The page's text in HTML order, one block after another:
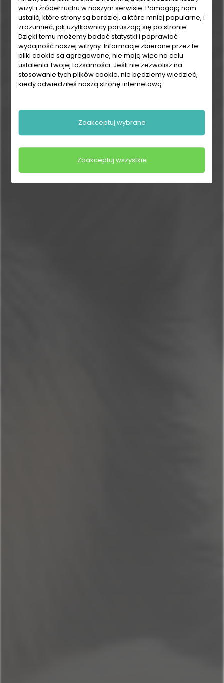
wizyt i źródeł ruchu w naszym serwisie. Pomagają nam
ustalić, które strony są bardziej, a które mniej popularne, i
zrozumieć, jak użytkownicy poruszają się po stronie.
Dzięki temu możemy badać statystki i poprawiać
wydajność naszej witryny. Informacje zbierane przez te
pliki cookie są agregowane, nie mają więc na celu
ustalenia Twojej tożsamości. Jeśli nie zezwolisz na
stosowanie tych plików cookie, nie będziemy wiedzieć,
kiedy odwiedziłeś naszą stronę internetową.
Zaakceptuj wybrane
Zaakceptuj wszystkie